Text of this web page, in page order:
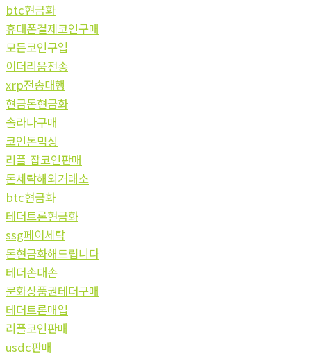
btc현금화
휴대폰결제코인구매
모든코인구입
이더리움전송
xrp전송대행
현금돈현금화
솔라나구매
코인돈믹싱
리플 잡코인판매
돈세탁해외거래소
btc현금화
테더트론현금화
ssg페이세탁
돈현금화해드립니다
테더손대손
문화상품권테더구매
테더트론매입
리플코인판매
usdc판매